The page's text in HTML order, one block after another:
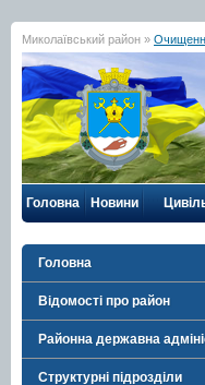
Миколаївський район »
Головна Новини
Головна
Відомості про район
Районна державна
Структурні підрозділи